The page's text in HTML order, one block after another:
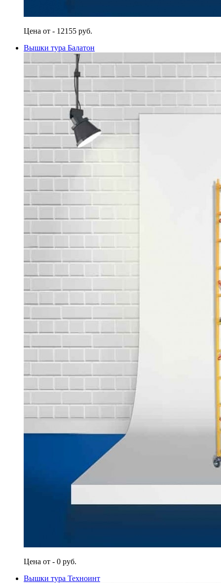
Цена от - 12155 руб.
Вышки тура Балатон
Цена от - 0 руб.
Вышки тура Техноинт